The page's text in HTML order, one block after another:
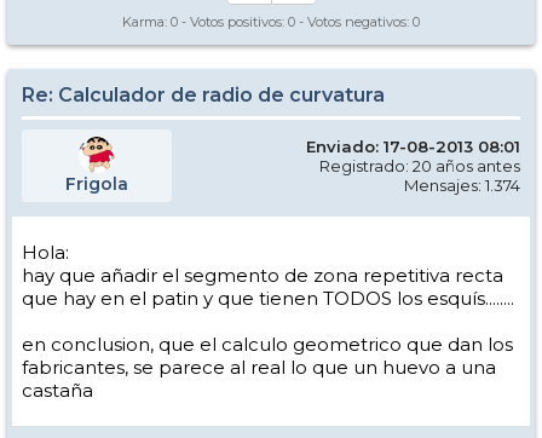
Karma: 0 - Votos positivos: 0 - Votos negativos: 0
Re: Calculador de radio de curvatura
Frigola
Enviado: 17-08-2013 08:01
Registrado: 20 años antes
Mensajes: 1.374
Hola:
hay que añadir el segmento de zona repetitiva recta
que hay en el patin y que tienen TODOS los esquís........
en conclusion, que el calculo geometrico que dan los
fabricantes, se parece al real lo que un huevo a una
castaña